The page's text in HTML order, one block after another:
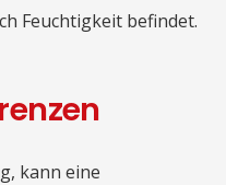
Feuchtigkeit befindet.
kann eine